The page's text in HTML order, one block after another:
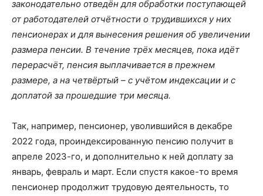
законодательно отведён для обработки поступающей
от работодателей отчётности о трудившихся у них
пенсионерах и для вынесения решения об увеличении
размера пенсии. В течение трёх месяцев, пока идёт
перерасчёт, пенсия выплачивается в прежнем
размере, а на четвёртый – с учётом индексации и с
доплатой за прошедшие три месяца.
Так, например, пенсионер, уволившийся в декабре
2022 года, проиндексированную пенсию получит в
апреле 2023-го, и дополнительно к ней доплату за
январь, февраль и март. Если спустя какое-то время
пенсионер продолжит трудовую деятельность, то